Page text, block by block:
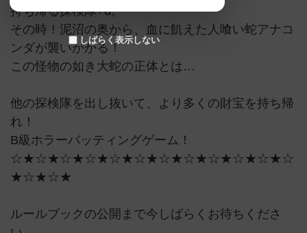
持ち帰る探検隊+α。
その時！泥沼の奥から、血に飢えた人喰い蛇アナコ
ンダが襲いかかる！
この怪物の如き大蛇の正体とは…
他の探検隊を出し抜いて、より多くの財宝を持ち帰
れ！
B級ホラーバッティングゲーム！
☆★☆★☆★☆★☆★☆★☆★☆★☆★☆★☆★☆
★☆★☆★
ルールブックの公開まで今しばらくお待ちくださ
しばらく表示しない